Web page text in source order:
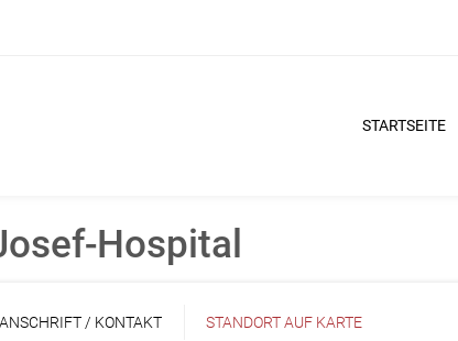
STARTSEITE
Hospital
ANSCHRIFT / KONTAKT STANDORT AUF KARTE